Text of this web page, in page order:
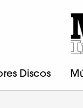
Discos